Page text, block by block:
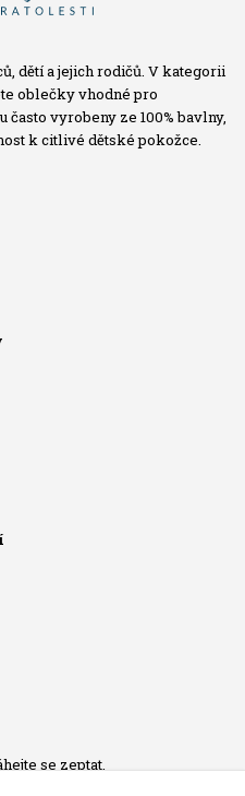
dětí a jejich rodičů. V kategorii
oblečky vhodné pro
vyrobeny ze 100% bavlny,
k citlivé dětské pokožce.
se zeptat.